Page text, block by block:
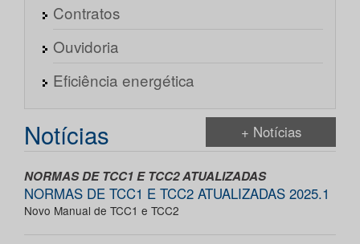
Contratos
Ouvidoria
Eficiência energética
Notícias + Notícias
NORMAS DE TCC1 E TCC2 ATUALIZADAS
NORMAS DE TCC1 E TCC2 ATUALIZADAS 2025.1
Novo Manual de TCC1 e TCC2